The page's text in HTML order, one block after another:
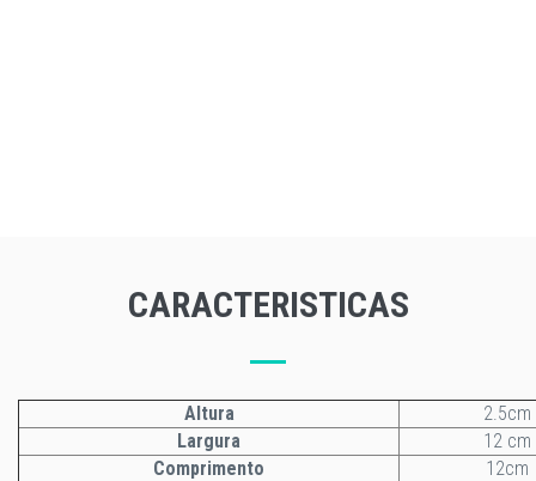
CARACTERISTICAS
Altura
2.5cm
Largura
12 cm
Comprimento
12cm